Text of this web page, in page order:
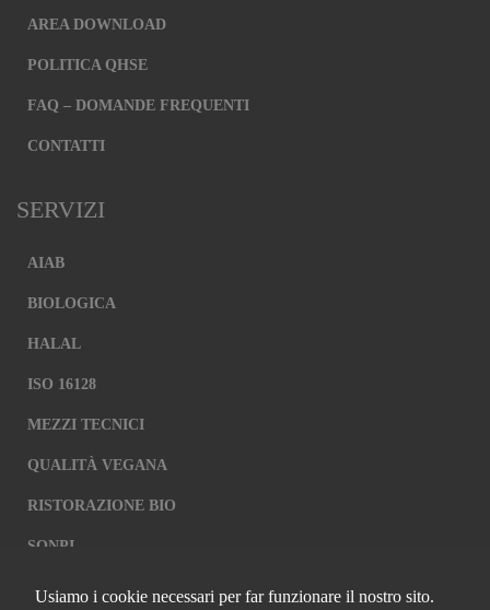
AREA DOWNLOAD
POLITICA QHSE
FAQ – DOMANDE FREQUENTI
CONTATTI
SERVIZI
AIAB
BIOLOGICA
HALAL
ISO 16128
MEZZI TECNICI
QUALITÀ VEGANA
RISTORAZIONE BIO
SQNPI
Usiamo i cookie necessari per far funzionare il nostro sito.